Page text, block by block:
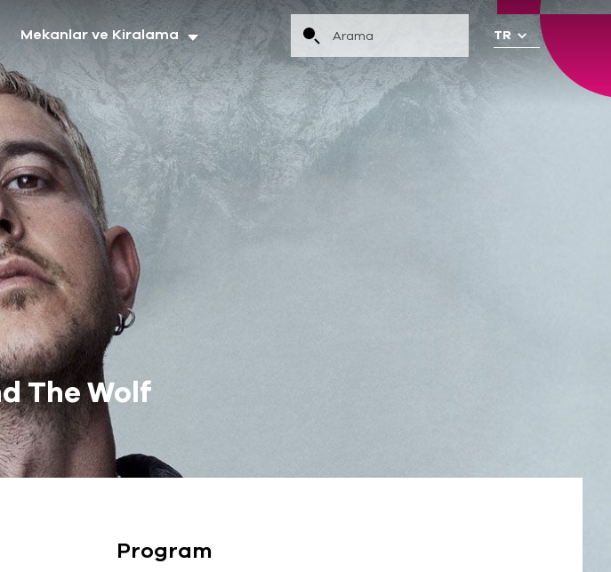
Mekanlar ve Kiralama
The Wolf
Program